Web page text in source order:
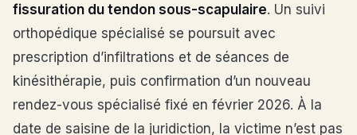
fissuration du tendon sous-scapulaire. Un suivi
orthopédique spécialisé se poursuit avec
prescription d’infiltrations et de séances de
kinésithérapie, puis confirmation d’un nouveau
rendez-vous spécialisé fixé en février 2026. À la
date de saisine de la juridiction, la victime n’est pas